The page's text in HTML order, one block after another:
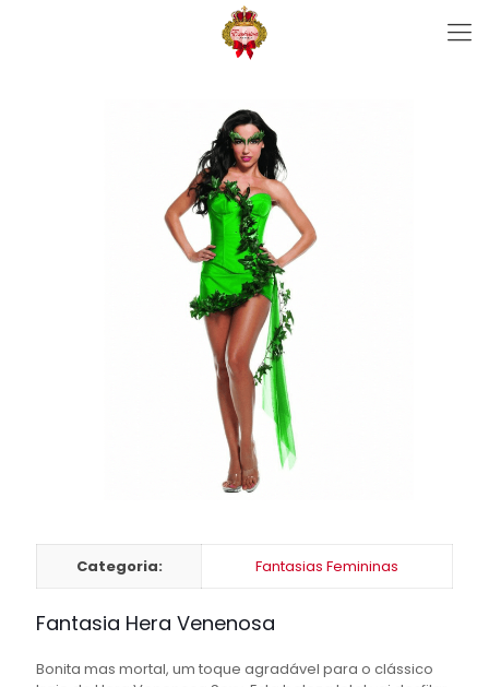
Categoria: Fantasias Femininas
Fantasia Hera Venenosa
Bonita mas mortal, um toque agradável para o clássico